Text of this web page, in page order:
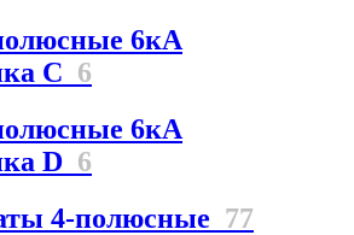
6кА
C 6
6кА
D 6
4-полюсные 77